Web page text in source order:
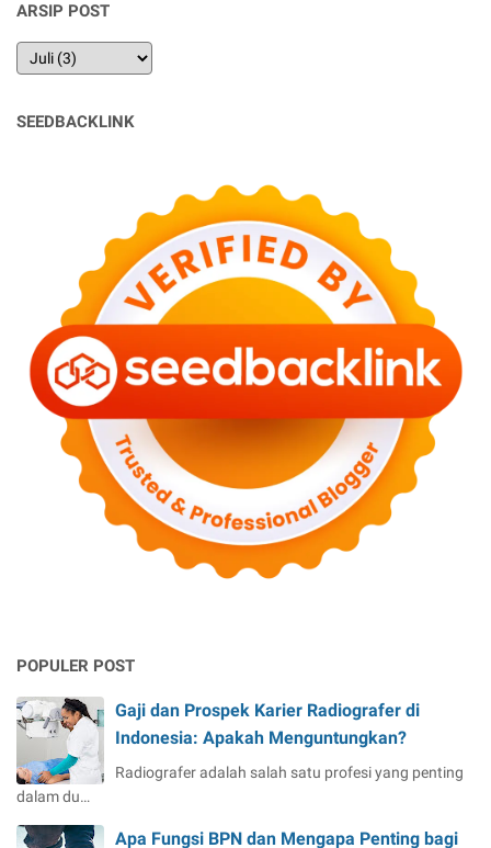
ARSIP POST
SEEDBACKLINK
POPULER POST
Gaji dan Prospek Karier Radiografer di
Indonesia: Apakah Menguntungkan?
Radiografer adalah salah satu profesi yang penting
dalam du…
Apa Fungsi BPN dan Mengapa Penting bagi